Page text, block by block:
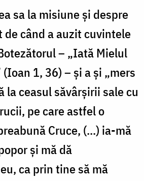
sa la misiune și despre
când a auzit cuvintele
– „Iată Mielul
1, 36) – și a și „mers
la ceasul săvârșirii sale cu
pe care astfel o
Cruce, (...) ia-mă
și mă dă
ca prin tine să mă